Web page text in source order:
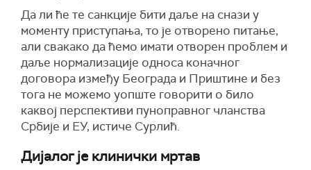
Да ли ће те санкције бити даље на снази у
моменту приступања, то је отворено питање,
али свакако да ћемо имати отворен проблем и
даље нормализације односа коначног
договора између Београда и Приштине и без
тога не можемо уопште говорити о било
каквој перспективи пуноправног чланства
Србије и ЕУ, истиче Сурлић.
Дијалог је клинички мртав